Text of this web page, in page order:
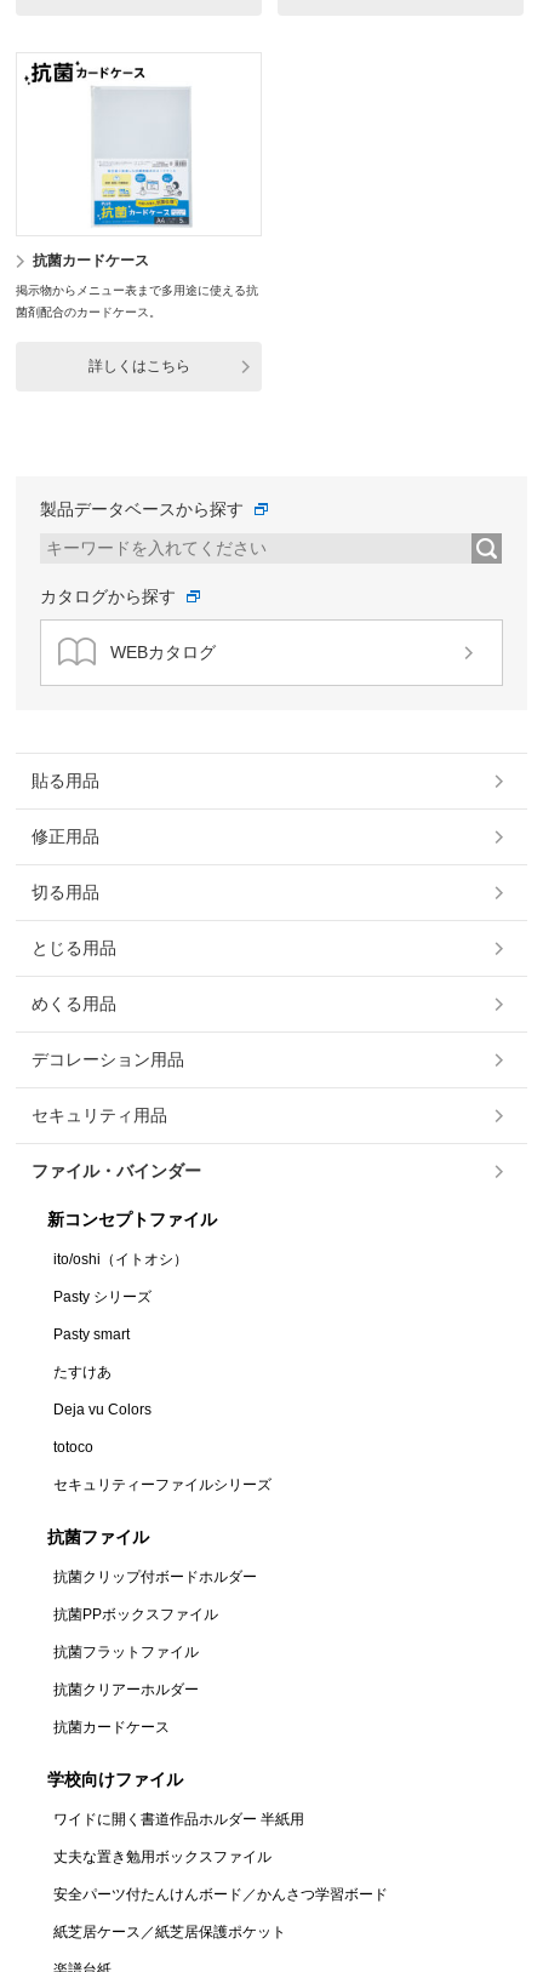
抗菌カードケース
掲示物からメニュー表まで多用途に使える抗
菌剤配合のカードケース。
詳しくはこちら
製品データベースから探す
カタログから探す
WEBカタログ
貼る用品
修正用品
切る用品
とじる用品
めくる用品
デコレーション用品
セキュリティ用品
ファイル・バインダー
新コンセプトファイル
ito/oshi（イトオシ）
Pasty シリーズ
Pasty smart
たすけあ
Deja vu Colors
totoco
セキュリティーファイルシリーズ
抗菌ファイル
抗菌クリップ付ボードホルダー
抗菌PPボックスファイル
抗菌フラットファイル
抗菌クリアーホルダー
抗菌カードケース
学校向けファイル
ワイドに開く書道作品ホルダー 半紙用
丈夫な置き勉用ボックスファイル​
安全パーツ付たんけんボード／かんさつ学習ボード
紙芝居ケース／紙芝居保護ポケット